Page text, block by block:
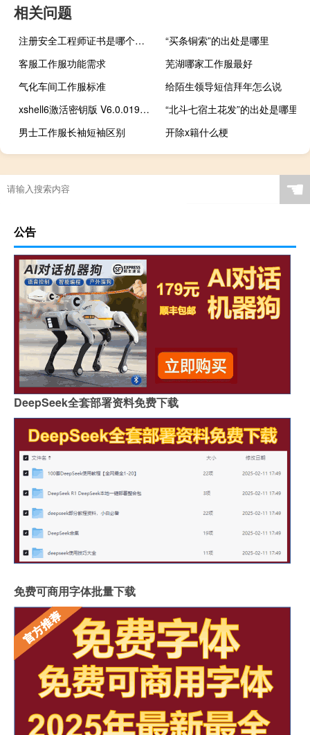
相关问题
注册安全工程师证书是哪个部门颁发
“买条铜索”的出处是哪里
客服工作服功能需求
芜湖哪家工作服最好
气化车间工作服标准
给陌生领导短信拜年怎么说
xshell6激活密钥版 V6.0.0197 免安装版（xshell6激活密钥版 V6.0.0197 免安装版功能简介）
“北斗七宿土花发”的出处是哪里
男士工作服长袖短袖区别
开除x籍什么梗
☚
公告
DeepSeek全套部署资料免费下载
免费可商用字体批量下载